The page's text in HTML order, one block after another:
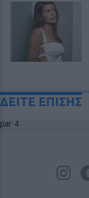
ΔΕΙΤΕ ΕΠΙΣΗΣ
par: 4